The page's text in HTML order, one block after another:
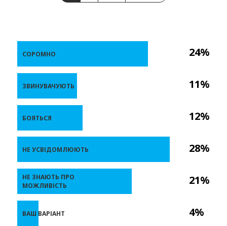
24%
11%
12%
28%
21%
4%
СОРОМНО
ЗВИНУВАЧУЮТЬ
БОЯТЬСЯ
НЕ УСВІДОМЛЮЮТЬ
НЕ ЗНАЮТЬ ПРО
МОЖЛИВІСТЬ
ВАШ ВАРІАНТ